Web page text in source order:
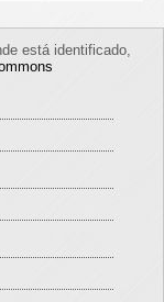
está identificado,